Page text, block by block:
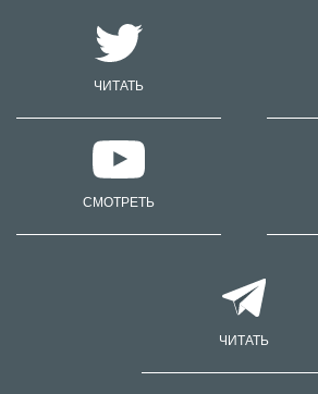
ЧИТАТЬ
СМОТРЕТЬ
ЧИТАТЬ